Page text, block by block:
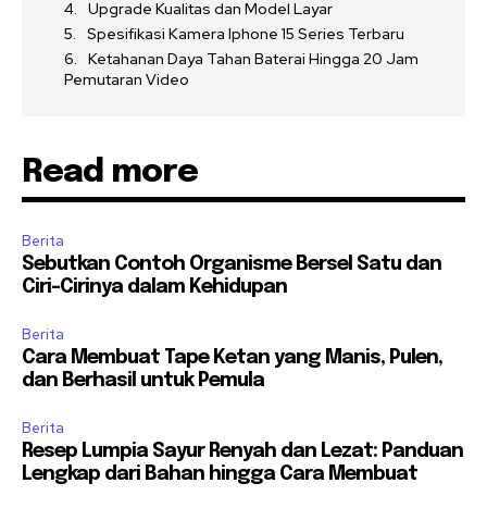
Upgrade Kualitas dan Model Layar
Spesifikasi Kamera Iphone 15 Series Terbaru
Ketahanan Daya Tahan Baterai Hingga 20 Jam
Pemutaran Video
Read more
Berita
Sebutkan Contoh Organisme Bersel Satu dan
Ciri-Cirinya dalam Kehidupan
Berita
Cara Membuat Tape Ketan yang Manis, Pulen,
dan Berhasil untuk Pemula
Berita
Resep Lumpia Sayur Renyah dan Lezat: Panduan
Lengkap dari Bahan hingga Cara Membuat